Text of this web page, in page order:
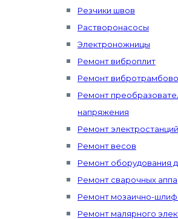
Резчики швов
Растворонасосы
Электроножницы
Ремонт виброплит
Ремонт
Ремонт
напряжения
Ремонт электростанций
Ремонт весов
Ремонт оборудования
Ремонт сварочных
Ремонт мозаично-
Ремонт малярного